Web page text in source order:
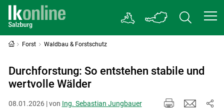
Forst Waldbau & Forstschutz
Durchforstung: So entstehen stabile und
wertvolle Wälder
08.01.2026 | von Ing. Sebastian Jungbauer